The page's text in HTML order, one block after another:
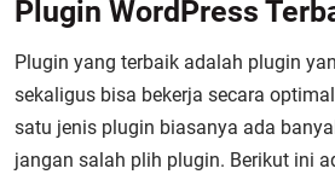
Plugin WordPress
Plugin yang terbaik adalah plugin
sekaligus bisa bekerja secara
satu jenis plugin biasanya ada
jangan salah plih plugin. Berikut ini